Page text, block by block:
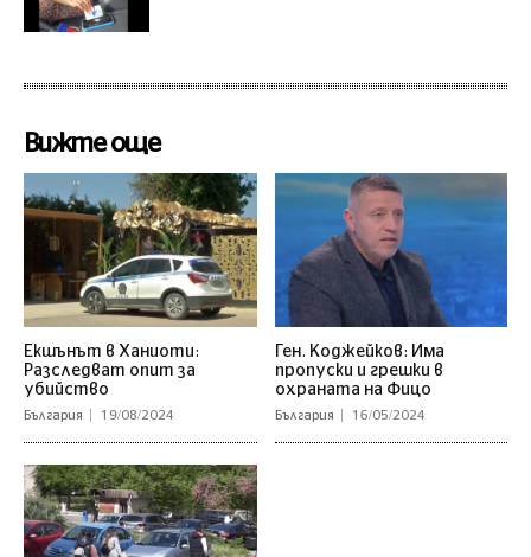
Вижте още
Екшънът в Ханиоти:
Разследват опит за
убийство
България 19/08/2024
Ген. Коджейков: Има
пропуски и грешки в
охраната на Фицо
България 16/05/2024